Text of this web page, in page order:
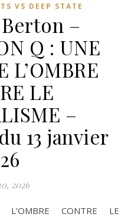
VS DEEP STATE
–
Q : UNE
L’OMBRE
LE
–
13 janvier
2026